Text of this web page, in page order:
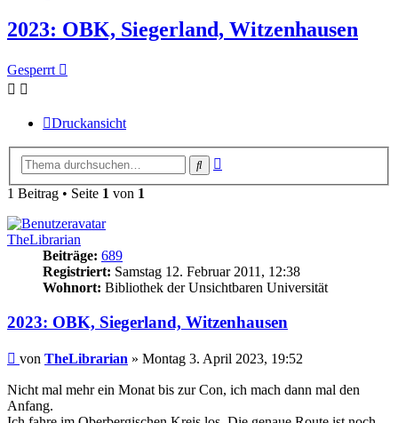
2023: OBK, Siegerland, Witzenhausen
Gesperrt
Druckansicht
Suche
1 Beitrag • Seite 1 von 1
TheLibrarian
Beiträge: 689
Registriert: Samstag 12. Februar 2011, 12:38
Wohnort: Bibliothek der Unsichtbaren Universität
2023: OBK, Siegerland, Witzenhausen
Beitrag
von TheLibrarian » Montag 3. April 2023, 19:52
Nicht mal mehr ein Monat bis zur Con, ich mach dann mal den
Anfang.